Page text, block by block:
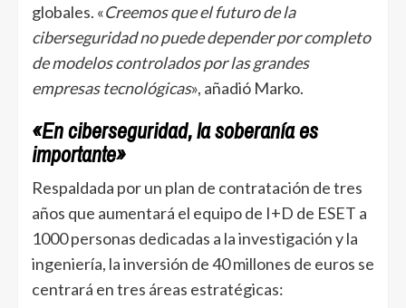
globales. «Creemos que el futuro de la
ciberseguridad no puede depender por completo
de modelos controlados por las grandes
empresas tecnológicas», añadió Marko.
«En ciberseguridad, la soberanía es
importante»
Respaldada por un plan de contratación de tres
años que aumentará el equipo de I+D de ESET a
1000 personas dedicadas a la investigación y la
ingeniería, la inversión de 40 millones de euros se
centrará en tres áreas estratégicas: